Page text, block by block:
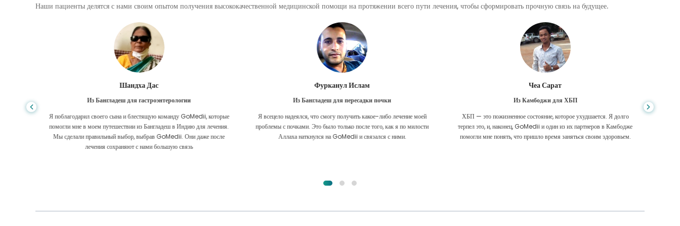
Наши пациенты делятся с нами своим опытом получения высококачественной медицинской помощи на протяжении всего пути лечения, чтобы сформировать прочную связь на будущее.
Шандха Дас
Из Бангладеш для гастроэнтерологии
Я поблагодарил своего сына и блестящую команду GoMedii, которые
помогли мне в моем путешествии из Бангладеш в Индию для лечения.
Мы сделали правильный выбор, выбрав GoMedii. Они даже после
лечения сохраняют с нами большую связь
Фурканул Ислам
Из Бангладеш для пересадки почки
Я всецело надеялся, что смогу получить какое-либо лечение моей
проблемы с почками. Это было только после того, как я по милости
Аллаха наткнулся на GoMedii и связался с ними.
Чеа Сарат
Из Камбоджи для ХБП
ХБП — это пожизненное состояние, которое ухудшается. Я долго
терпел это, и, наконец, GoMedii и один из их партнеров в Камбодже
помогли мне понять, что пришло время заняться своим здоровьем.